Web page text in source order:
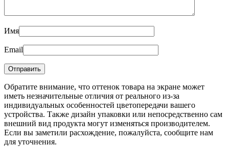
Имя
Email
Обратите внимание, что оттенок товара на экране может
иметь незначительные отличия от реального из-за
индивидуальных особенностей цветопередачи вашего
устройства. Также дизайн упаковки или непосредственно сам
внешний вид продукта могут изменяться производителем.
Если вы заметили расхождение, пожалуйста, сообщите нам
для уточнения.